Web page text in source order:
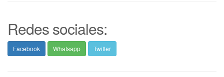
Redes sociales:
Facebook Whatsapp Twitter